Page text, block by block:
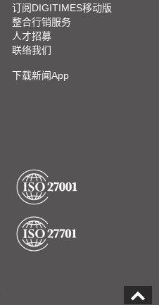
订阅DIGITIMES移动版
整合行销服务
人才招募
联络我们
下载新闻App